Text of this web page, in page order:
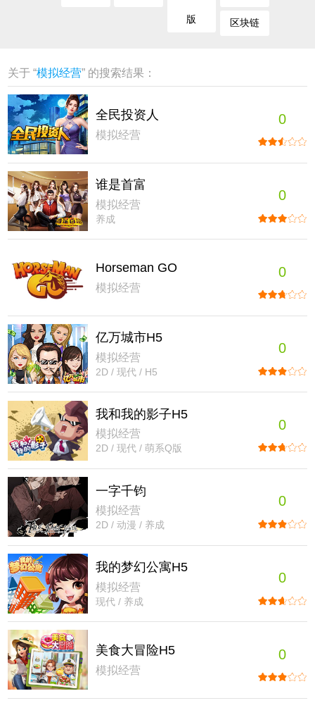
版 区块链
关于 “模拟经营” 的搜索结果：
全民投资人
模拟经营
0
谁是首富
模拟经营
养成
0
Horseman GO
模拟经营
0
亿万城市H5
模拟经营
2D / 现代 / H5
0
我和我的影子H5
模拟经营
2D / 现代 / 萌系Q版
0
一字千钧
模拟经营
2D / 动漫 / 养成
0
我的梦幻公寓H5
模拟经营
现代 / 养成
0
美食大冒险H5
模拟经营
0